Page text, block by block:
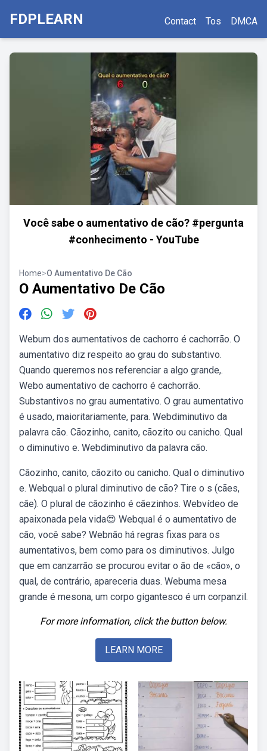
FDPLEARN Contact Tos DMCA
Você sabe o aumentativo de cão? #pergunta
#conhecimento - YouTube
Home>O Aumentativo De Cão
O Aumentativo De Cão
Webum dos aumentativos de cachorro é cachorrão. O
aumentativo diz respeito ao grau do substantivo.
Quando queremos nos referenciar a algo grande,.
Webo aumentativo de cachorro é cachorrão.
Substantivos no grau aumentativo. O grau aumentativo
é usado, maioritariamente, para. Webdiminutivo da
palavra cão. Cãozinho, canito, cãozito ou canicho. Qual
o diminutivo e. Webdiminutivo da palavra cão.
Cãozinho, canito, cãozito ou canicho. Qual o diminutivo
e. Webqual o plural diminutivo de cão? Tire o s (cães,
cãe). O plural de cãozinho é cãezinhos. Webvídeo de
apaixonada pela vida😍 Webqual é o aumentativo de
cão, você sabe? Webnão há regras fixas para os
aumentativos, bem como para os diminutivos. Julgo
que em canzarrão se procurou evitar o ão de «cão», o
qual, de contrário, apareceria duas. Webuma mesa
grande é mesona, um corpo gigantesco é um corpanzil.
For more information, click the button below.
LEARN MORE